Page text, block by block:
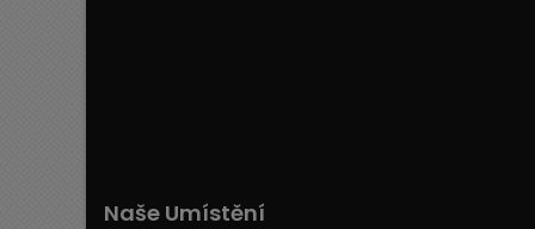
Naše Umístění